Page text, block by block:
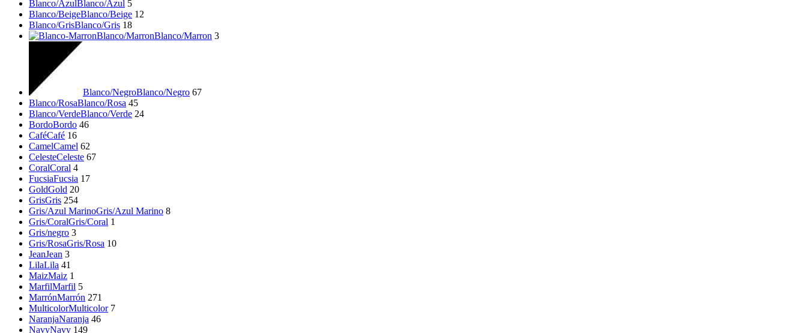
Blanco/AzulBlanco/Azul 5
Blanco/BeigeBlanco/Beige 12
Blanco/GrisBlanco/Gris 18
Blanco/MarronBlanco/Marron 3
Blanco/NegroBlanco/Negro 67
Blanco/RosaBlanco/Rosa 45
Blanco/VerdeBlanco/Verde 24
BordoBordo 46
CaféCafé 16
CamelCamel 62
CelesteCeleste 67
CoralCoral 4
FucsiaFucsia 17
GoldGold 20
GrisGris 254
Gris/Azul MarinoGris/Azul Marino 8
Gris/CoralGris/Coral 1
Gris/negro 3
Gris/RosaGris/Rosa 10
JeanJean 3
LilaLila 41
MaizMaiz 1
MarfilMarfil 5
MarrónMarrón 271
MulticolorMulticolor 7
NaranjaNaranja 46
NavyNavy 149